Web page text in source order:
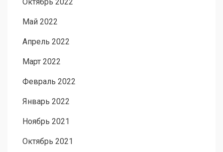
Май 2022
Апрель 2022
Март 2022
Февраль 2022
Январь 2022
Ноябрь 2021
Октябрь 2021